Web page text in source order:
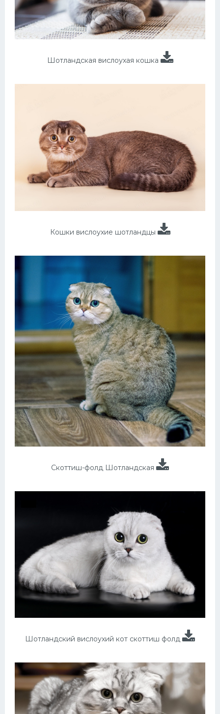
Шотландская вислоухая кошка
Кошки вислоухие шотландцы
Скоттиш-фолд Шотландская
Шотландский вислоухий кот скоттиш фолд